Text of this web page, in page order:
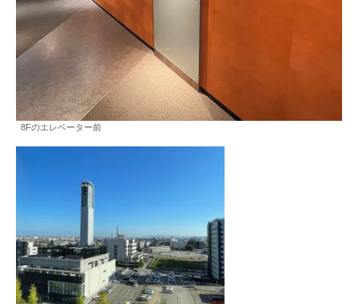
8Fのエレベーター前